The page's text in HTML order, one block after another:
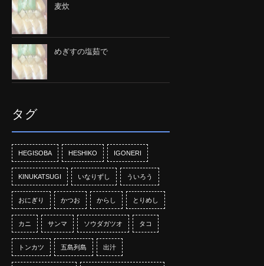
麦炊
めぎすの塩茹で
タグ
HEGISOBA HESHIKO IGONERI
KINUKATSUGI いなりずし ういろう
おにぎり かつお からし とりめし
カニ サンマ ソウダガツオ タコ
トンカツ 五島列島 出汁